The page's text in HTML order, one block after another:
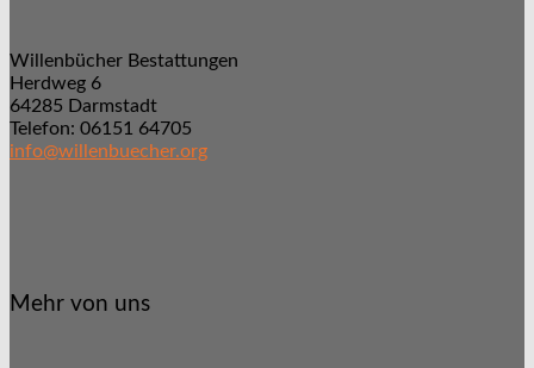
Willenbücher Bestattungen
Herdweg 6
64285 Darmstadt
Telefon: 06151 64705
info@willenbuecher.org
Mehr von uns